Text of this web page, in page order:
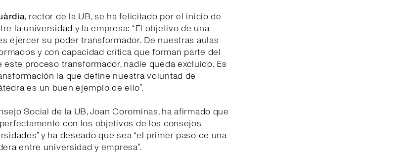
, rector de la UB, se ha felicitado por el inicio de
la universidad y la empresa: “El objetivo de una
ejercer su poder transformador. De nuestras aulas
y con capacidad crítica que forman parte del
este proceso transformador, nadie queda excluido. Es
la que define nuestra voluntad de
es un buen ejemplo de ello”.
Social de la UB, Joan Corominas, ha afirmado que
con los objetivos de los consejos
y ha deseado que sea “el primer paso de una
entre universidad y empresa”.